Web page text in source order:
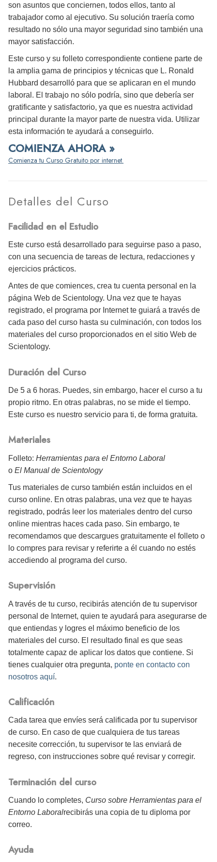
son asuntos que conciernen, todos ellos, tanto al
trabajador como al ejecutivo. Su solución traería como
resultado no sólo una mayor seguridad sino también una
mayor satisfacción.
Este curso y su folleto correspondiente contiene parte de
la amplia gama de principios y técnicas que L. Ronald
Hubbard desarrolló para que se aplicaran en el mundo
laboral. El trabajo no sólo podría, sino que debería ser
gratificante y satisfactorio, ya que es nuestra actividad
principal durante la mayor parte de nuestra vida. Utilizar
esta información te ayudará a conseguirlo.
COMIENZA AHORA »
Comienza tu Curso Gratuito por internet.
Detalles del Curso
Facilidad en el Estudio
Este curso está desarrollado para seguirse paso a paso,
con una secuencia de tareas de lectura, redacciones y
ejercicios prácticos.
Antes de que comiences, crea tu cuenta personal en la
página Web de Scientology. Una vez que te hayas
registrado, el programa por Internet te guiará a través de
cada paso del curso hasta su culminación, con todos los
materiales del curso proporcionados en el sitio Web de
Scientology.
Duración del Curso
De 5 a 6 horas. Puedes, sin embargo, hacer el curso a tu
propio ritmo. En otras palabras, no se mide el tiempo.
Este curso es nuestro servicio para ti, de forma gratuita.
Materiales
Folleto: Herramientas para el Entorno Laboral
o El Manual de Scientology
Tus materiales de curso también están incluidos en el
curso online. En otras palabras, una vez que te hayas
registrado, podrás leer los materiales dentro del curso
online mientras haces cada paso. Sin embargo, te
recomendamos que descargues gratuitamente el folleto o
lo compres para revisar y referirte a él cuando no estés
accediendo al programa del curso.
Supervisión
A través de tu curso, recibirás atención de tu supervisor
personal de Internet, quien te ayudará para asegurarse de
que entiendas y logres el máximo beneficio de los
materiales del curso. El resultado final es que seas
totalmente capaz de aplicar los datos que contiene. Si
tienes cualquier otra pregunta, ponte en contacto con
nosotros aquí.
Calificación
Cada tarea que envíes será calificada por tu supervisor
de curso. En caso de que cualquiera de tus tareas
necesite corrección, tu supervisor te las enviará de
regreso, con instrucciones sobre qué revisar y corregir.
Terminación del curso
Cuando lo completes, Curso sobre Herramientas para el
Entorno Laboralrecibirás una copia de tu diploma por
correo.
Ayuda